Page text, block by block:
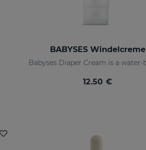
BABYSES Windelcreme
12.50 €